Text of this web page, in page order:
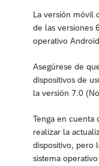
La versión móvil
de las versiones
operativo
Asegúrese de
dispositivos de
la versión 7.0
Tenga en cuenta
realizar la
dispositivo, pero
sistema